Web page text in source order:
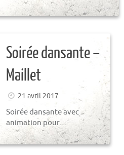
Soirée dansante –
Maillet
21 avril 2017
Soirée dansante avec
animation pour…